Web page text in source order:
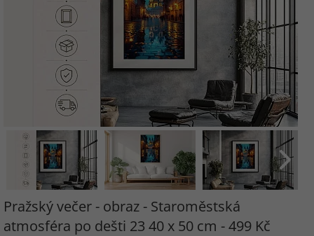
Pražský večer - obraz - Staroměstská
atmosféra po dešti 23 40 x 50 cm - 499 Kč